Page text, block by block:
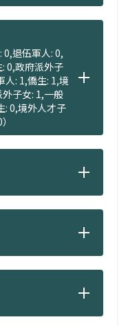
0,退伍軍人: 0,
0,政府派外子
人: 1,僑生: 1,境
子女: 1,一般
: 0,境外人才子